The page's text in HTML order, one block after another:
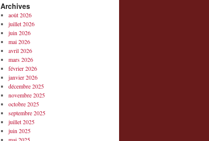
Archives
août 2026
juillet 2026
juin 2026
mai 2026
avril 2026
mars 2026
février 2026
janvier 2026
décembre 2025
novembre 2025
octobre 2025
septembre 2025
juillet 2025
juin 2025
mai 2025